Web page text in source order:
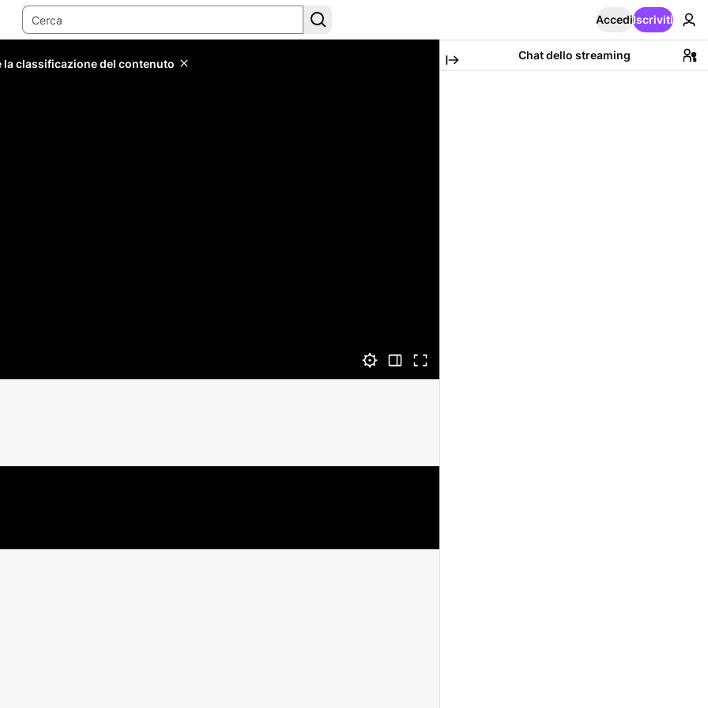
AccediIscriviti
classificazione del contenuto
Chat dello streaming